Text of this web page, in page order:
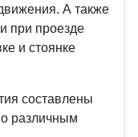
А также
при проезде
и стоянке
составлены
различным